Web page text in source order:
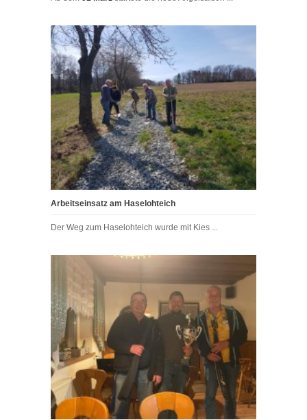
Arbeitseinsatz am Haselohteich
Der Weg zum Haselohteich wurde mit Kies ...